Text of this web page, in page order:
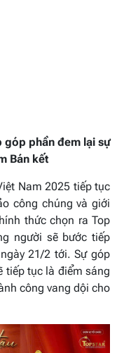
góp phần đem lại sự
Bán kết
Nam 2025 tiếp tục
công chúng và giới
thức chọn ra Top
người sẽ bước tiếp
21/2 tới. Sự góp
tiếp tục là điểm sáng
công vang dội cho